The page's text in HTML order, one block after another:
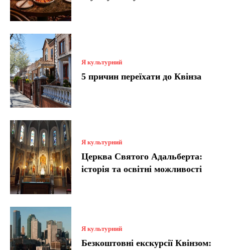
Я культурний
5 причин переїхати до Квінза
Я культурний
Церква Святого Адальберта:
історія та освітні можливості
Я культурний
Безкоштовні екскурсії Квінзом: